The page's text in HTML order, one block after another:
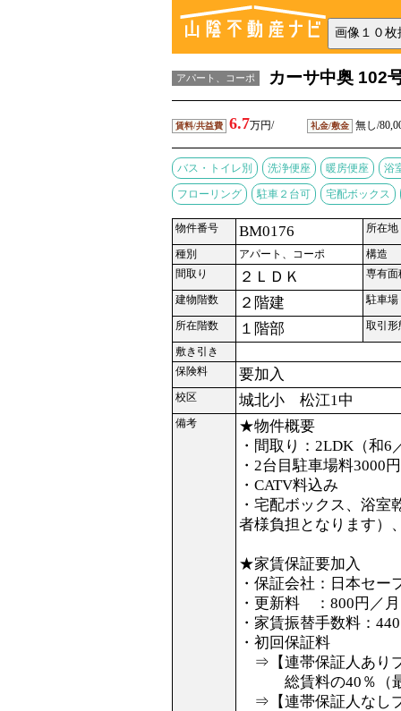
アパート、コーポ カーサ中奥 102
賃料/共益費 6.7万円/ 礼金/敷金 無し/
バス・トイレ別 洗浄便座 暖房便座 浴
フローリング 駐車２台可 宅配ボックス
物件番号 BM0176 所在地
種別 アパート、コーポ
構造
間取り
２ＬＤＫ 専有面
建物階数 ２階建 駐車場
所在階数 １階部 取引形
敷き引き
保険料
要加入
校区 城北小 松江1中
備考
★物件概要
・間取り：2LDK（和6
・2台目駐車場料3000
・CATV料込み
・宅配ボックス、浴
者様負担となります）
★家賃保証要加入
・保証会社：日本セー
・更新料 ：800円／月
・家賃振替手数料：
・初回保証料
⇒【連帯保証人あり
総賃料の40％（最
⇒【連帯保証人なし